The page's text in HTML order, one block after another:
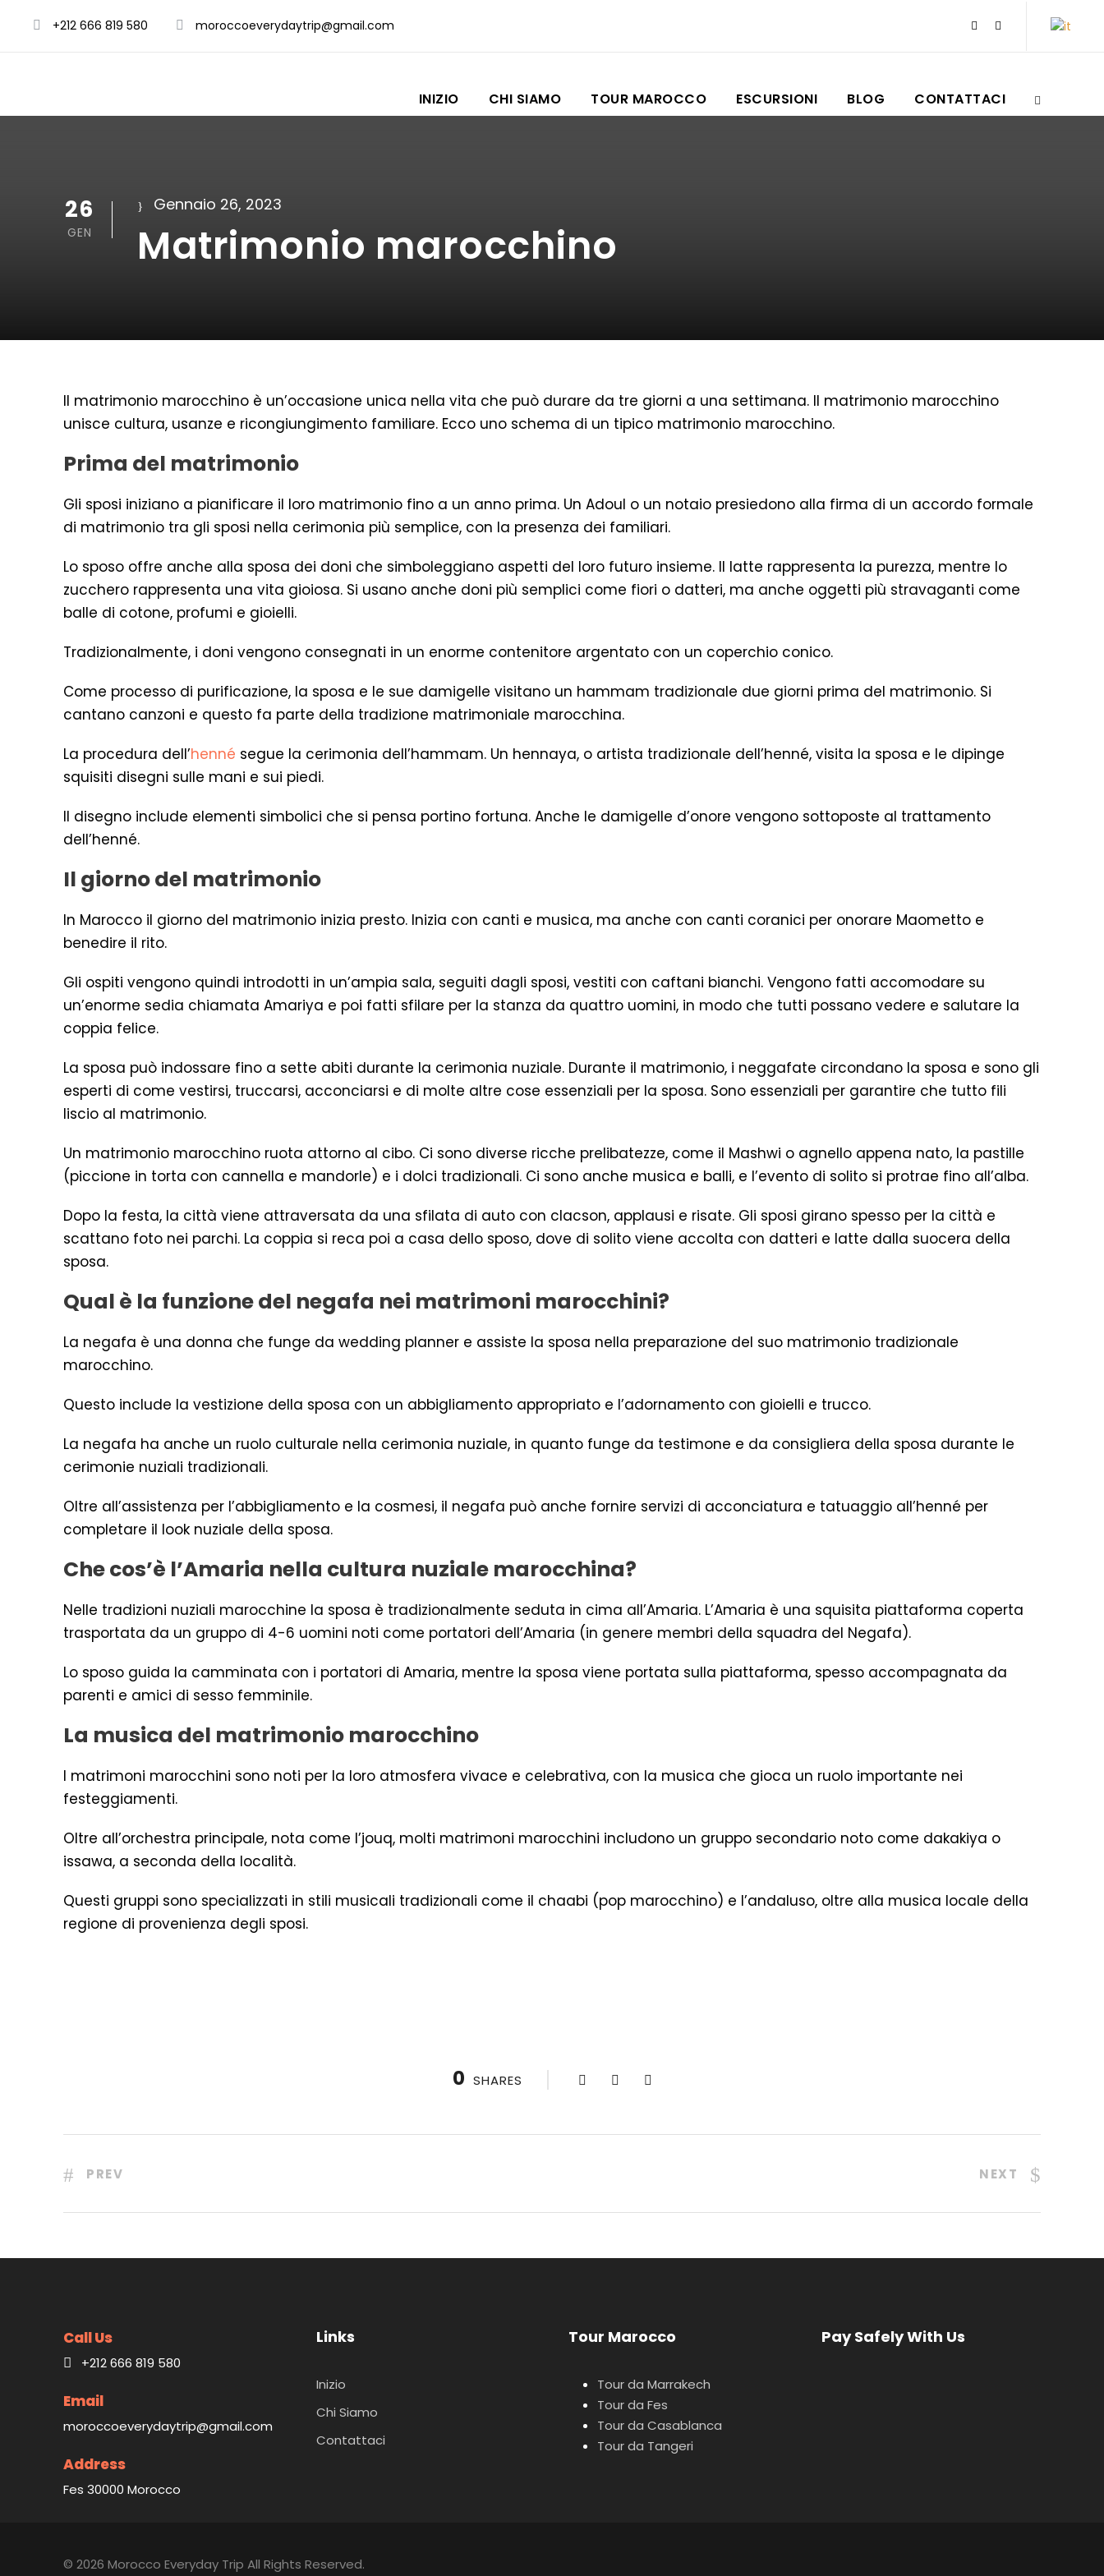
+212 666 819 580 moroccoeverydaytrip@gmail.com
INIZIO CHI SIAMO TOUR MAROCCO ESCURSIONI BLOG CONTATTACI
26
GEN
Gennaio 26, 2023
Matrimonio marocchino
Il matrimonio marocchino è un’occasione unica nella vita che può durare da tre giorni a una settimana. Il matrimonio marocchino
unisce cultura, usanze e ricongiungimento familiare. Ecco uno schema di un tipico matrimonio marocchino.
Prima del matrimonio
Gli sposi iniziano a pianificare il loro matrimonio fino a un anno prima. Un Adoul o un notaio presiedono alla firma di un accordo formale
di matrimonio tra gli sposi nella cerimonia più semplice, con la presenza dei familiari.
Lo sposo offre anche alla sposa dei doni che simboleggiano aspetti del loro futuro insieme. Il latte rappresenta la purezza, mentre lo
zucchero rappresenta una vita gioiosa. Si usano anche doni più semplici come fiori o datteri, ma anche oggetti più stravaganti come
balle di cotone, profumi e gioielli.
Tradizionalmente, i doni vengono consegnati in un enorme contenitore argentato con un coperchio conico.
Come processo di purificazione, la sposa e le sue damigelle visitano un hammam tradizionale due giorni prima del matrimonio. Si
cantano canzoni e questo fa parte della tradizione matrimoniale marocchina.
La procedura dell’henné segue la cerimonia dell’hammam. Un hennaya, o artista tradizionale dell’henné, visita la sposa e le dipinge
squisiti disegni sulle mani e sui piedi.
Il disegno include elementi simbolici che si pensa portino fortuna. Anche le damigelle d’onore vengono sottoposte al trattamento
dell’henné.
Il giorno del matrimonio
In Marocco il giorno del matrimonio inizia presto. Inizia con canti e musica, ma anche con canti coranici per onorare Maometto e
benedire il rito.
Gli ospiti vengono quindi introdotti in un’ampia sala, seguiti dagli sposi, vestiti con caftani bianchi. Vengono fatti accomodare su
un’enorme sedia chiamata Amariya e poi fatti sfilare per la stanza da quattro uomini, in modo che tutti possano vedere e salutare la
coppia felice.
La sposa può indossare fino a sette abiti durante la cerimonia nuziale. Durante il matrimonio, i neggafate circondano la sposa e sono gli
esperti di come vestirsi, truccarsi, acconciarsi e di molte altre cose essenziali per la sposa. Sono essenziali per garantire che tutto fili
liscio al matrimonio.
Un matrimonio marocchino ruota attorno al cibo. Ci sono diverse ricche prelibatezze, come il Mashwi o agnello appena nato, la pastille
(piccione in torta con cannella e mandorle) e i dolci tradizionali. Ci sono anche musica e balli, e l’evento di solito si protrae fino all’alba.
Dopo la festa, la città viene attraversata da una sfilata di auto con clacson, applausi e risate. Gli sposi girano spesso per la città e
scattano foto nei parchi. La coppia si reca poi a casa dello sposo, dove di solito viene accolta con datteri e latte dalla suocera della
sposa.
Qual è la funzione del negafa nei matrimoni marocchini?
La negafa è una donna che funge da wedding planner e assiste la sposa nella preparazione del suo matrimonio tradizionale
marocchino.
Questo include la vestizione della sposa con un abbigliamento appropriato e l’adornamento con gioielli e trucco.
La negafa ha anche un ruolo culturale nella cerimonia nuziale, in quanto funge da testimone e da consigliera della sposa durante le
cerimonie nuziali tradizionali.
Oltre all’assistenza per l’abbigliamento e la cosmesi, il negafa può anche fornire servizi di acconciatura e tatuaggio all’henné per
completare il look nuziale della sposa.
Che cos’è l’Amaria nella cultura nuziale marocchina?
Nelle tradizioni nuziali marocchine la sposa è tradizionalmente seduta in cima all’Amaria. L’Amaria è una squisita piattaforma coperta
trasportata da un gruppo di 4-6 uomini noti come portatori dell’Amaria (in genere membri della squadra del Negafa).
Lo sposo guida la camminata con i portatori di Amaria, mentre la sposa viene portata sulla piattaforma, spesso accompagnata da
parenti e amici di sesso femminile.
La musica del matrimonio marocchino
I matrimoni marocchini sono noti per la loro atmosfera vivace e celebrativa, con la musica che gioca un ruolo importante nei
festeggiamenti.
Oltre all’orchestra principale, nota come l’jouq, molti matrimoni marocchini includono un gruppo secondario noto come dakakiya o
issawa, a seconda della località.
Questi gruppi sono specializzati in stili musicali tradizionali come il chaabi (pop marocchino) e l’andaluso, oltre alla musica locale della
regione di provenienza degli sposi.
0 SHARES
PREV NEXT
Call Us
+212 666 819 580
Email
moroccoeverydaytrip@gmail.com
Address
Fes 30000 Morocco
Links
Inizio
Chi Siamo
Contattaci
Tour Marocco
Tour da Marrakech
Tour da Fes
Tour da Casablanca
Tour da Tangeri
Pay Safely With Us
© 2026 Morocco Everyday Trip All Rights Reserved.